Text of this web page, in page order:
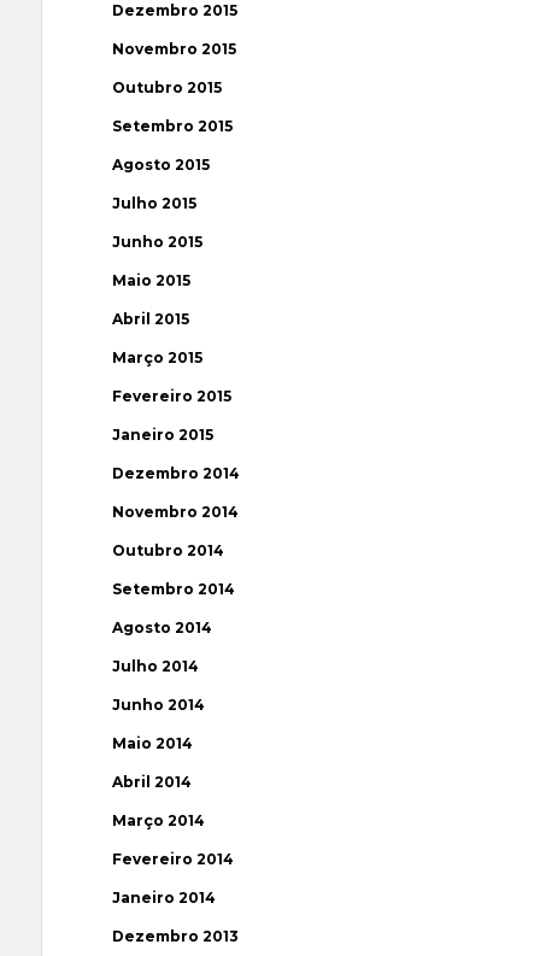
Dezembro 2015
Novembro 2015
Outubro 2015
Setembro 2015
Agosto 2015
Julho 2015
Junho 2015
Maio 2015
Abril 2015
Março 2015
Fevereiro 2015
Janeiro 2015
Dezembro 2014
Novembro 2014
Outubro 2014
Setembro 2014
Agosto 2014
Julho 2014
Junho 2014
Maio 2014
Abril 2014
Março 2014
Fevereiro 2014
Janeiro 2014
Dezembro 2013